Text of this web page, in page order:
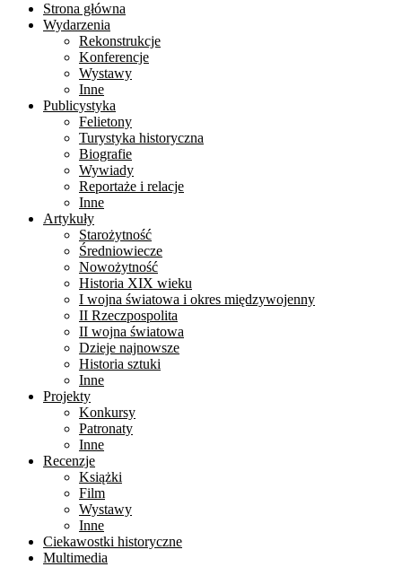
Strona główna
Wydarzenia
Rekonstrukcje
Konferencje
Wystawy
Inne
Publicystyka
Felietony
Turystyka historyczna
Biografie
Wywiady
Reportaże i relacje
Inne
Artykuły
Starożytność
Średniowiecze
Nowożytność
Historia XIX wieku
I wojna światowa i okres międzywojenny
II Rzeczpospolita
II wojna światowa
Dzieje najnowsze
Historia sztuki
Inne
Projekty
Konkursy
Patronaty
Inne
Recenzje
Książki
Film
Wystawy
Inne
Ciekawostki historyczne
Multimedia